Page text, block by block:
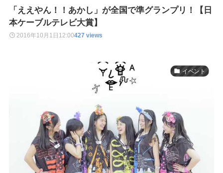
「ええやん！！あかし」が全国で準グランプリ！【日
本ケーブルテレビ大賞】
2016年10月1日 12:00427 views
イベント